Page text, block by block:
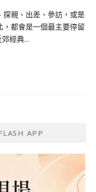
親、出差、參訪，或是
都會是一個最主要停留
經典…
APP